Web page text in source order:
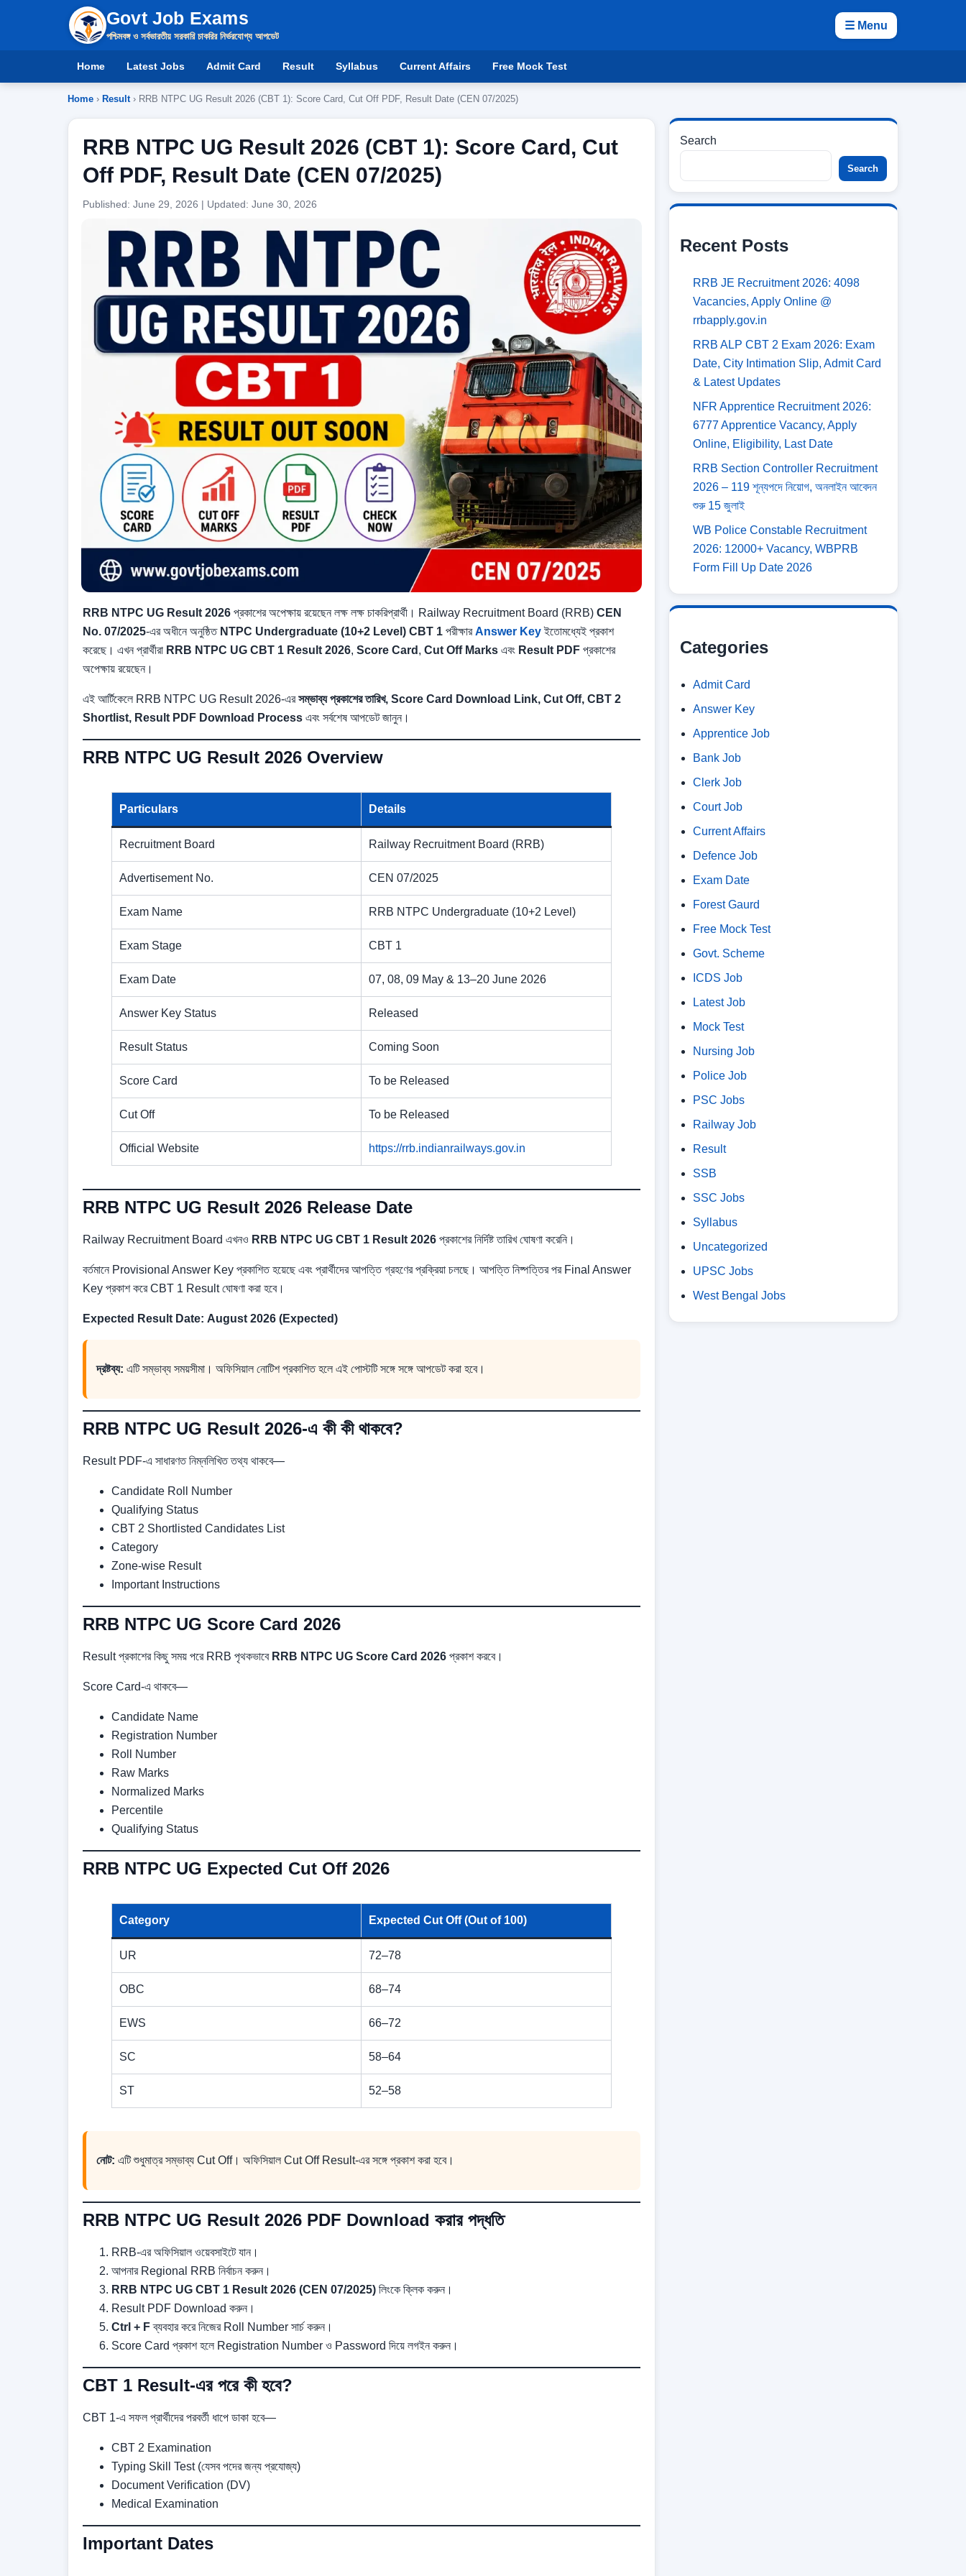
Govt Job Exams
পশ্চিমবঙ্গ ও সর্বভারতীয় সরকারি চাকরির নির্ভরযোগ্য আপডেট
☰ Menu
Home Latest Jobs Admit Card Result Syllabus Current Affairs Free Mock Test
Home › Result› RRB NTPC UG Result 2026 (CBT 1): Score Card, Cut Off PDF, Result Date (CEN 07/2025)
RRB NTPC UG Result 2026 (CBT 1): Score Card, Cut
Off PDF, Result Date (CEN 07/2025)
Published: June 29, 2026 | Updated: June 30, 2026
RRB NTPC UG Result 2026 প্রকাশের অপেক্ষায় রয়েছেন লক্ষ লক্ষ চাকরিপ্রার্থী। Railway Recruitment Board (RRB) CEN
No. 07/2025-এর অধীনে অনুষ্ঠিত NTPC Undergraduate (10+2 Level) CBT 1 পরীক্ষারAnswer Keyইতোমধ্যেই প্রকাশ
করেছে। এখন প্রার্থীরা RRB NTPC UG CBT 1 Result 2026, Score Card , Cut Off Marks এবং Result PDF প্রকাশের
অপেক্ষায় রয়েছেন।
এই আর্টিকেলে RRB NTPC UG Result 2026-এরসম্ভাব্য প্রকাশের তারিখ, Score Card Download Link, Cut Off, CBT 2
Shortlist, Result PDF Download Process এবং সর্বশেষ আপডেট জানুন।
RRB NTPC UG Result 2026 Overview
Particulars Details
Recruitment Board Railway Recruitment Board (RRB)
Advertisement No. CEN 07/2025
Exam Name RRB NTPC Undergraduate (10+2 Level)
Exam Stage CBT 1
Exam Date 07, 08, 09 May & 13–20 June 2026
Answer Key Status Released
Result Status Coming Soon
Score Card To be Released
Cut Off To be Released
Official Website https://rrb.indianrailways.gov.in
RRB NTPC UG Result 2026 Release Date
Railway Recruitment Board এখনও RRB NTPC UG CBT 1 Result 2026 প্রকাশের নির্দিষ্ট তারিখ ঘোষণা করেনি।
বর্তমানে Provisional Answer Key প্রকাশিত হয়েছে এবং প্রার্থীদের আপত্তি গ্রহণের প্রক্রিয়া চলছে। আপত্তি নিষ্পত্তির পর Final Answer
Key প্রকাশ করে CBT 1 Result ঘোষণা করা হবে।
Expected Result Date: August 2026 (Expected)
দ্রষ্টব্য: এটি সম্ভাব্য সময়সীমা। অফিসিয়াল নোটিশ প্রকাশিত হলে এই পোস্টটি সঙ্গে সঙ্গে আপডেট করা হবে।
RRB NTPC UG Result 2026-এ কী কী থাকবে?
Result PDF-এ সাধারণত নিম্নলিখিত তথ্য থাকবে—
Candidate Roll Number
Qualifying Status
CBT 2 Shortlisted Candidates List
Category
Zone-wise Result
Important Instructions
RRB NTPC UG Score Card 2026
Result প্রকাশের কিছু সময় পরে RRB পৃথকভাবে RRB NTPC UG Score Card 2026 প্রকাশ করবে।
Score Card-এ থাকবে—
Candidate Name
Registration Number
Roll Number
Raw Marks
Normalized Marks
Percentile
Qualifying Status
RRB NTPC UG Expected Cut Off 2026
Category Expected Cut Off (Out of 100)
UR 72–78
OBC 68–74
EWS 66–72
SC 58–64
ST 52–58
নোট: এটি শুধুমাত্র সম্ভাব্য Cut Off। অফিসিয়াল Cut Off Result-এর সঙ্গে প্রকাশ করা হবে।
RRB NTPC UG Result 2026 PDF Download করার পদ্ধতি
RRB-এর অফিসিয়াল ওয়েবসাইটে যান।
আপনার Regional RRB নির্বাচন করুন।
RRB NTPC UG CBT 1 Result 2026 (CEN 07/2025) লিংকে ক্লিক করুন।
Result PDF Download করুন।
Ctrl + Fব্যবহার করে নিজের Roll Number সার্চ করুন।
Score Card প্রকাশ হলে Registration Number ও Password দিয়ে লগইন করুন।
CBT 1 Result-এর পরে কী হবে?
CBT 1-এ সফল প্রার্থীদের পরবর্তী ধাপে ডাকা হবে—
CBT 2 Examination
Typing Skill Test (যেসব পদের জন্য প্রযোজ্য)
Document Verification (DV)
Medical Examination
Important Dates
Search
Search
Recent Posts
RRB JE Recruitment 2026: 4098
Vacancies, Apply Online @
rrbapply.gov.in
RRB ALP CBT 2 Exam 2026: Exam
Date, City Intimation Slip, Admit Card
& Latest Updates
NFR Apprentice Recruitment 2026:
6777 Apprentice Vacancy, Apply
Online, Eligibility, Last Date
RRB Section Controller Recruitment
2026 – 119 শূন্যপদে নিয়োগ, অনলাইন আবেদন
শুরু 15 জুলাই
WB Police Constable Recruitment
2026: 12000+ Vacancy, WBPRB
Form Fill Up Date 2026
Categories
Admit Card
Answer Key
Apprentice Job
Bank Job
Clerk Job
Court Job
Current Affairs
Defence Job
Exam Date
Forest Gaurd
Free Mock Test
Govt. Scheme
ICDS Job
Latest Job
Mock Test
Nursing Job
Police Job
PSC Jobs
Railway Job
Result
SSB
SSC Jobs
Syllabus
Uncategorized
UPSC Jobs
West Bengal Jobs